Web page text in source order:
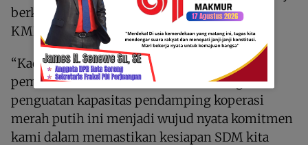
berkolaborasi mencari pasar menjual produk
KMP di seantero Papua Barat Daya.
“Kadin tetap pada line mendukung program
pemerintah. Kehadiran kami dalam kegiatan
penguatan kapasitas pendamping koperasi
merah putih ini menjadi wujud nyata komitmen
kami dalam memastikan kesiapan SDM kita